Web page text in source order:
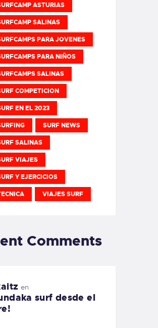
ASTURIAS
SALINAS
PARA JOVENES
PARA NIÑOS
SALINAS
COMPETICION
EN EL 2023
SURF NEWS
SALINAS
VIAJES
Y EJERCICIOS
VIAJES SURF
Comments
en
surf desde el